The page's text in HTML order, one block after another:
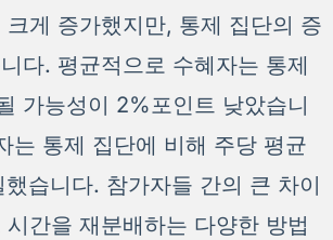
게 증가했지만, 통제 집단의 증
다. 평균적으로 수혜자는 통제
가능성이 2%포인트 낮았습니
는 통제 집단에 비해 주당 평균
했습니다. 참가자들 간의 큰 차이
간을 재분배하는 다양한 방법